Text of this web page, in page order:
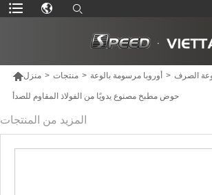
منزل > منتجات > أوروبا مرسومة بالوعة > الصرف
حوض مطبخ مصنوع يدويًا من الفولاذ المقاوم للصدأ
المزيد من المنتجات